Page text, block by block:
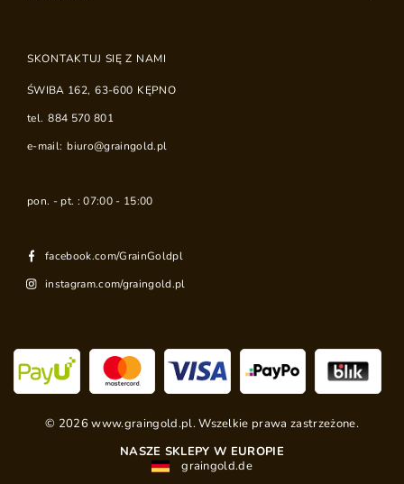
SKONTAKTUJ SIĘ Z NAMI
ŚWIBA 162, 63-600 KĘPNO
tel. 884 570 801
e-mail: biuro@graingold.pl
pon. - pt. : 07:00 - 15:00
facebook.com/GrainGoldpl
instagram.com/graingold.pl
© 2026 www.graingold.pl. Wszelkie prawa zastrzeżone.
NASZE SKLEPY W EUROPIE
graingold.de